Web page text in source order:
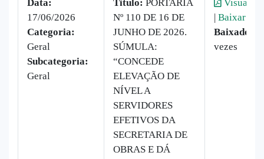
Data:
17/06/2026
Categoria:
Geral
Subcategoria:
Geral
Titulo: PORTARIA
Nº 110 DE 16 DE
JUNHO DE 2026.
SÚMULA:
“CONCEDE
ELEVAÇÃO DE
NÍVEL A
SERVIDORES
EFETIVOS DA
SECRETARIA DE
OBRAS E DÁ
| Baixar
Baixado:
vezes